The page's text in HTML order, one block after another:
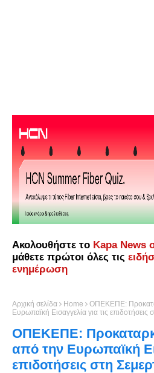
Ακολουθήστε το Kapa News
μάθετε πρώτοι όλες τις
ενημέρωση
Αρχική σελίδα Home
ΟΠΕΚΕΠΕ:
Ευρωπαϊκή Εισαγγελία για τις επιδοτήσεις
ΟΠΕΚΕΠΕ:
από την Ευρωπαϊκή
επιδοτήσεις στη